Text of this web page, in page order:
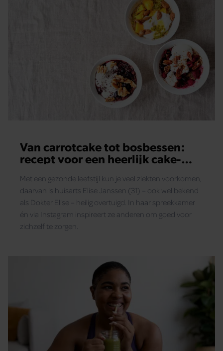
Van carrotcake tot bosbessen:
recept voor een heerlijk cake-
Met een gezonde leefstijl kun je veel ziekten voorkomen,
daarvan is huisarts Elise Janssen (31) – ook wel bekend
als Dokter Elise – heilig overtuigd. In haar spreekkamer
én via Instagram inspireert ze anderen om goed voor
zichzelf te zorgen.